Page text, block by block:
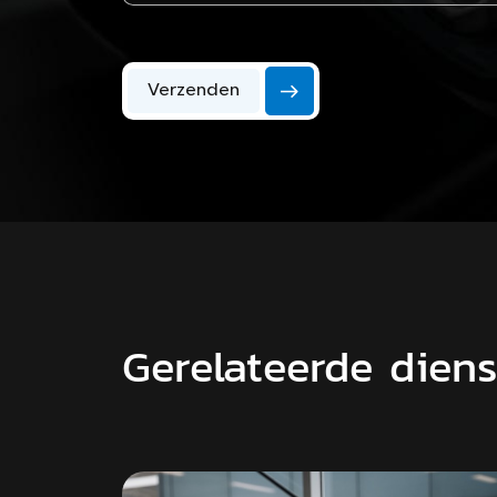
Verzenden
Gerelateerde